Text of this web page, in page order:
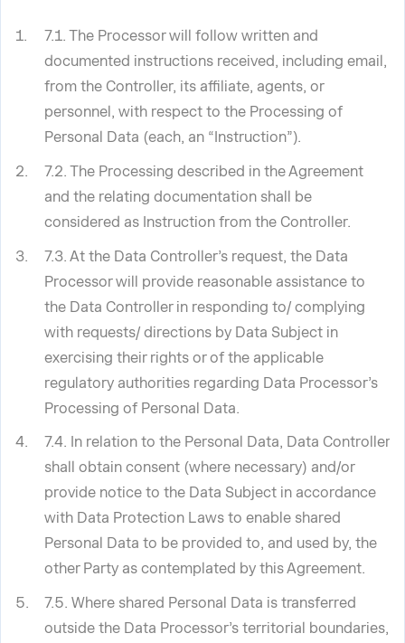
7.1. The Processor will follow written and
documented instructions received, including email,
from the Controller, its affiliate, agents, or
personnel, with respect to the Processing of
Personal Data (each, an “Instruction”).
7.2. The Processing described in the Agreement
and the relating documentation shall be
considered as Instruction from the Controller.
7.3. At the Data Controller’s request, the Data
Processor will provide reasonable assistance to
the Data Controller in responding to/ complying
with requests/ directions by Data Subject in
exercising their rights or of the applicable
regulatory authorities regarding Data Processor’s
Processing of Personal Data.
7.4. In relation to the Personal Data, Data Controller
shall obtain consent (where necessary) and/or
provide notice to the Data Subject in accordance
with Data Protection Laws to enable shared
Personal Data to be provided to, and used by, the
other Party as contemplated by this Agreement.
7.5. Where shared Personal Data is transferred
outside the Data Processor’s territorial boundaries,